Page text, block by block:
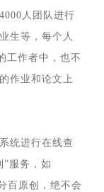
人团队进行
生等，每个人
工作者中，也不
作业和论文上
统进行在线查
服务，如
百原创，绝不会